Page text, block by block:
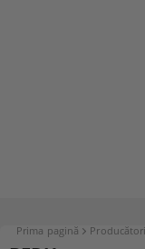
Prima pagină Producători